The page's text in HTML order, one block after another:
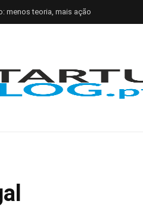
menos teoria, mais ação